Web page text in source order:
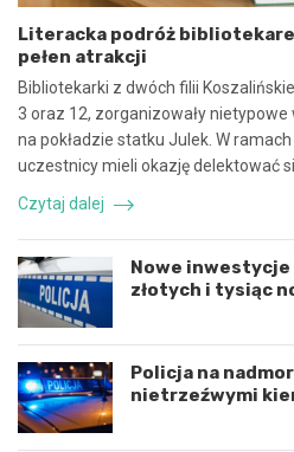
ó
ł
p
r
a
c
ę
i
k
o
o
r
d
y
n
a
c
j
ę
r
e
c
z
n
e
z
d
a
r
z
e
n
i
e
d
r
o
g
o
w
Literacka podróż
pełen atrakcji
Bibliotekarki z dwóch filii
3 oraz 12, zorganizowały nietypowe
na pokładzie statku Julek. W
uczestnicy mieli okazję delektować
Czytaj dalej
Nowe
złotych i tysiąc
Policja na
nietrzeźwymi